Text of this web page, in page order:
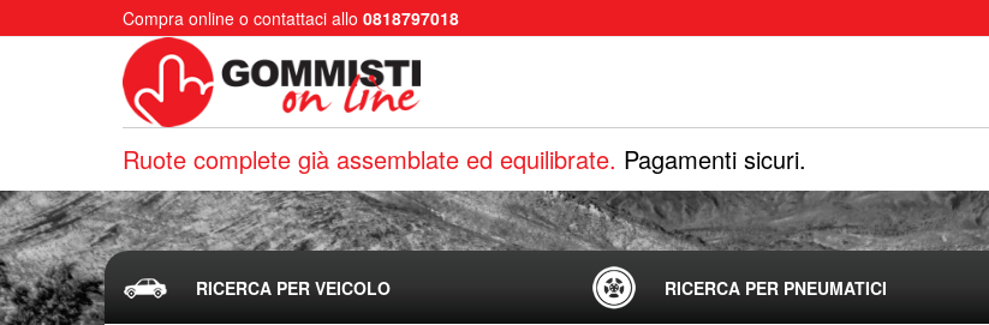
Compra online o contattaci allo 0818797018
Ruote complete già assemblate ed equilibrate. Pagamenti sicuri.
RICERCA PER VEICOLO RICERCA PER PNEUMATICI